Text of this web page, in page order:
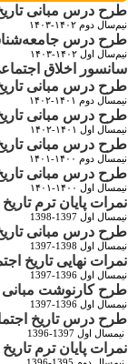
طرح درس مبانی
نیم‌سال دوم ۱۴۰۲-۱۴۰۳
طرح درس
نیم‌سال اول ۱۴۰۲-۱۴۰۳
سانسور اخلاق
طرح درس مبانی
نیمسال دوم ۱۴۰۱-۱۴۰۲
طرح درس مبانی
نیمسال اول ۱۴۰۱-۱۴۰۲
طرح درس مبانی
نیمسال دوم ۱۴۰۰-۱۴۰۱
طرح درس مبانی
نیمسال اول ۱۴۰۰-۱۴۰۱
نمرات پایان ترم
نیمسال اول 1397-1398
طرح درس مبانی
نیمسال اول 1398-1397
نمرات نهایی تاریخ
نیمسال اول 1396-1397
طرح کارنوشت مبانی
نیمسال اول 1396-1397
طرح درس تاریخ
نیمسال اول 1397-1396
نمرات پایان ترم